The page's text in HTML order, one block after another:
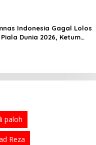
Indonesia Gagal Lolos
Piala Dunia 2026, Ketum
paloh
Reza